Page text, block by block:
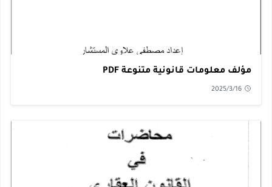
مؤلف معلومات قانونية متنوعة PDF
2025/3/16